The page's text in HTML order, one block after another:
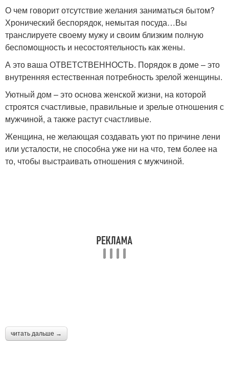
О чем говорит отсутствие желания заниматься бытом?
Хронический беспорядок, немытая посуда…Вы
транслируете своему мужу и своим близким полную
беспомощность и несостоятельность как жены.
А это ваша ОТВЕТСТВЕННОСТЬ. Порядок в доме – это
внутренняя естественная потребность зрелой женщины.
Уютный дом – это основа женской жизни, на которой
строятся счастливые, правильные и зрелые отношения с
мужчиной, а также растут счастливые.
Женщина, не желающая создавать уют по причине лени
или усталости, не способна уже ни на что, тем более на
то, чтобы выстраивать отношения с мужчиной.
читать дальше →